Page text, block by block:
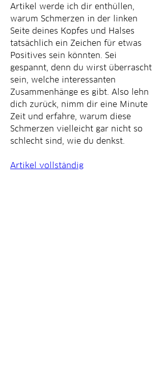
Artikel werde ich dir enthüllen,
warum Schmerzen in der linken
Seite deines Kopfes und Halses
tatsächlich ein Zeichen für etwas
Positives sein könnten. Sei
gespannt, denn du wirst überrascht
sein, welche interessanten
Zusammenhänge es gibt. Also lehn
dich zurück, nimm dir eine Minute
Zeit und erfahre, warum diese
Schmerzen vielleicht gar nicht so
schlecht sind, wie du denkst.
Artikel vollständig